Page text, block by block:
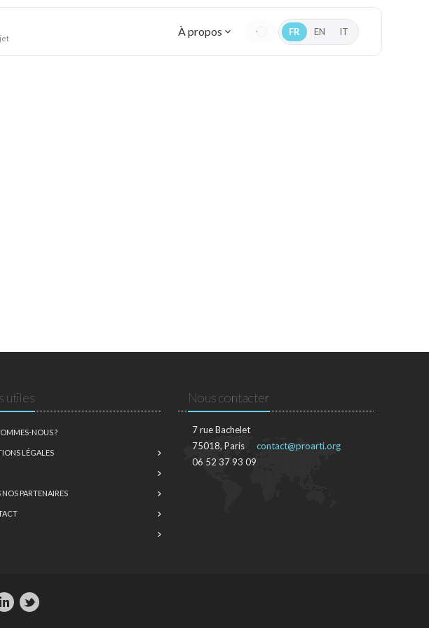
À propos FR EN IT
utiles
NOUS ?
LÉGALES
NOS PARTENAIRES
Nous contacter
7 rue Bachelet
75018, Paris
06 52 37 93 09
contact@proarti.org